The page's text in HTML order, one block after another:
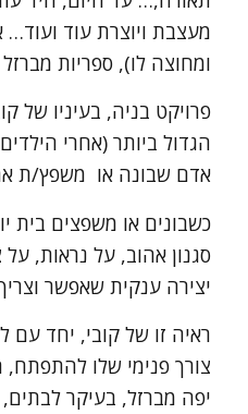
מעצבת ויוצרת עוד
ומחוצה לו), ספריות מברזל
פרויקט בניה, בעיניו של
הגדול ביותר (אחרי
אדם שבונה או משפץ/ת
כשבונים או משפצים בית
סגנון אהוב, על נראות, על
יצירה ענקית שאפשר
ראיה זו של קובי, יחד עם
צורך פנימי שלו להתפתח,
יפה מברזל, בעיקר